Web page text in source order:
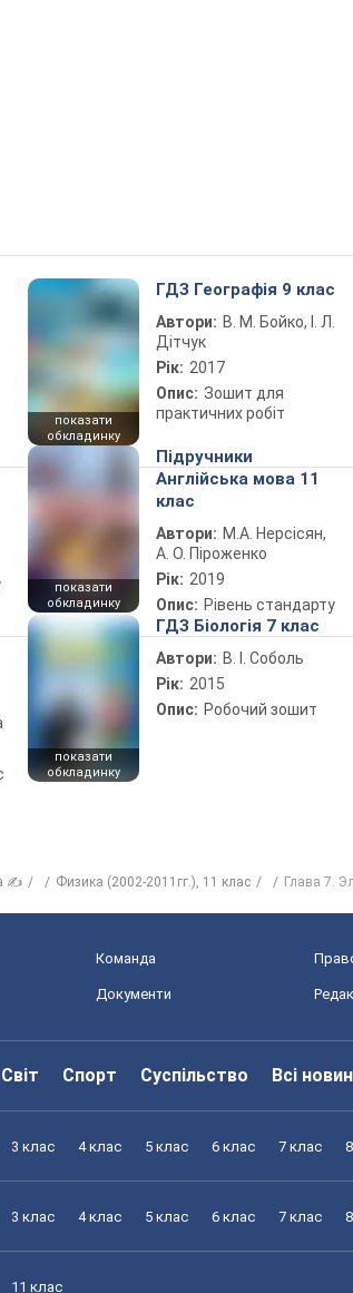
показати
обкладинку
ГДЗ Географія 9 клас
Автори: В. М. Бойко, І. Л.
Дітчук
Рік: 2017
Опис: Зошит для
практичних робіт
показати
обкладинку
Підручники
Англійська мова 11
клас
Автори: М.А. Нерсісян,
А. О. Піроженко
Рік: 2019
Опис: Рівень стандарту
показати
обкладинку
ГДЗ Біологія 7 клас
Автори: В. І. Соболь
Рік: 2015
Опис: Робочий зошит
✍ Физика (2002-2011гг.), 11 клас Глава 7.
Команда
Документи
Світ Спорт Суспільство Всі
3 клас 4 клас 5 клас 6 клас 7 клас
3 клас 4 клас 5 клас 6 клас 7 клас
11 клас